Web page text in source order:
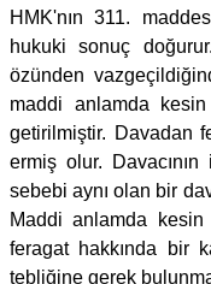
HMK'nın 311.
hukuki sonuç
özünden
maddi anlamda
getirilmiştir. Davadan
ermiş olur.
sebebi aynı olan bir
Maddi anlamda kesin
feragat hakkında bir
tebliğine gerek